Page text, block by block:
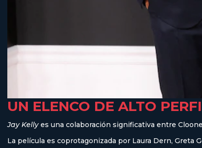
UN ELENCO DE ALTO
Jay Kellyes una colaboración significativa entre
La película es coprotagonizada por Laura Dern, Greta